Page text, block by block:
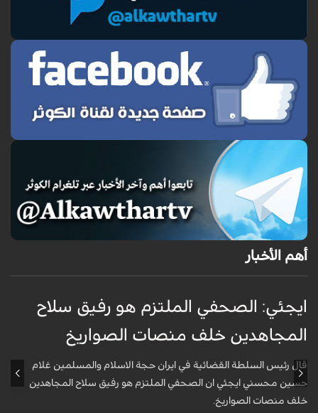
أهم الأخبار
ايجئي: الصحفي الملتزم هو رفيق سلاح
المجاهدين خلف منصات الصواريخ
قال رئيس السلطة القضائية في ايران حجة الاسلام والمسلمين غلام
حسين محسني ايجئي ان الصحفي الملتزم هو رفيق سلاح المجاهدين
خلف منصات الصواريخ.